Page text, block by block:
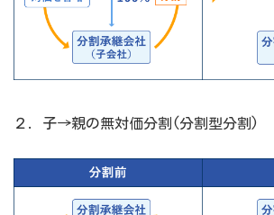
２. 子→親の無対価分割(分割型分割)